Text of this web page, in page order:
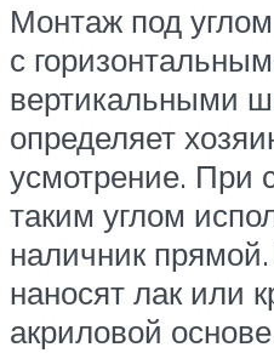
Монтаж под
с
вертикальными
определяет
усмотрение. При
таким углом
наличник
наносят лак или
акриловой